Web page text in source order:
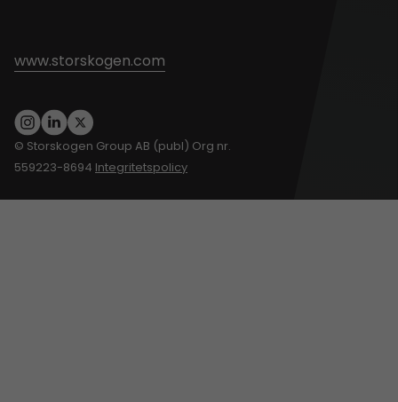
www.storskogen.com
© Storskogen Group AB (publ) Org nr.
559223-8694 Integritetspolicy